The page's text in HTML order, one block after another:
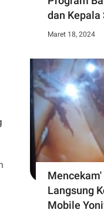
dan Kepala
Maret 18, 2024
Langsung
Mobile